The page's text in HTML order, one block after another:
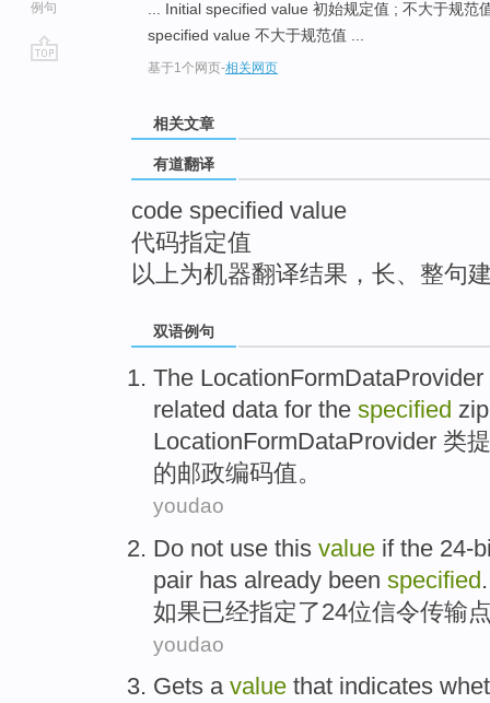
例句
... Initial specified value 初始规定值 ; 不大于规范
specified value 不大于规范值 ...
基于1个网页-相关网页
相关文章
有道翻译
code specified value
代码指定值
以上为机器翻译结果，长、整句
双语例句
The LocationFormDataProvider
related data for the specified zip
LocationFormDataProvider 类
的邮政编码值。
youdao
Do not use this value if the 24-
pair has already been specified.
如果已经指定了24位信令传输
youdao
Gets a value that indicates